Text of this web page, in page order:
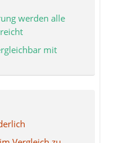
werden alle
mit